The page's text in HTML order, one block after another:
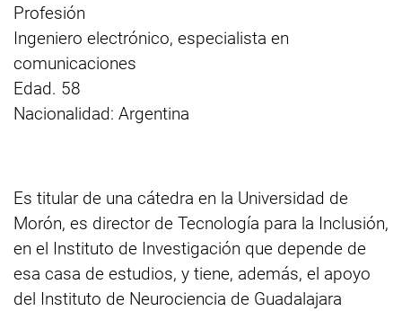
Profesión
Ingeniero electrónico, especialista en
comunicaciones
Edad. 58
Nacionalidad: Argentina
Es titular de una cátedra en la Universidad de
Morón, es director de Tecnología para la Inclusión,
en el Instituto de Investigación que depende de
esa casa de estudios, y tiene, además, el apoyo
del Instituto de Neurociencia de Guadalajara